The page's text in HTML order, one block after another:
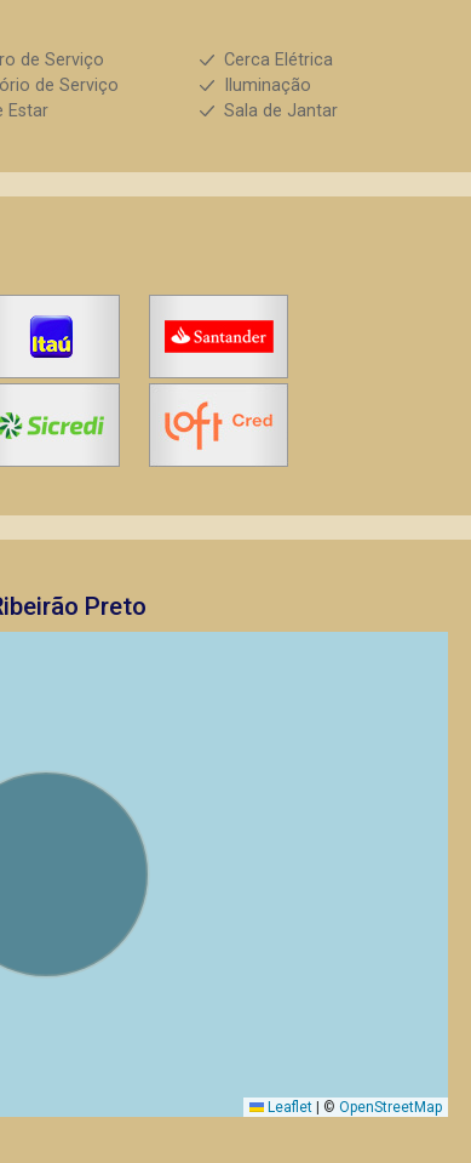
de Serviço
Cerca Elétrica
de Serviço
Iluminação
Estar
Sala de Jantar
Preto
Leaflet © OpenStreetMap